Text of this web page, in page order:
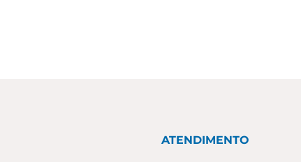
ATENDIMENTO